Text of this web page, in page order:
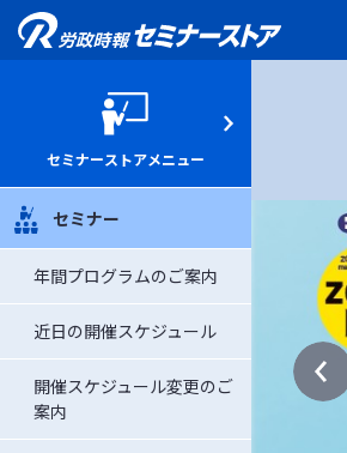
セミナーストアメニュー
セミナー
年間プログラムのご案内
近日の開催スケジュール
開催スケジュール変更のご
案内